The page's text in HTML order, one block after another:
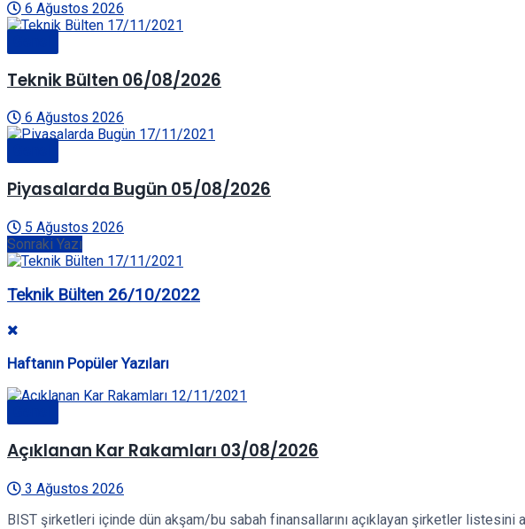
6 Ağustos 2026
Teknik Bülten 06/08/2026
6 Ağustos 2026
Piyasalarda Bugün 05/08/2026
5 Ağustos 2026
Sonraki Yazı
Teknik Bülten 26/10/2022
Haftanın Popüler Yazıları
Açıklanan Kar Rakamları 03/08/2026
3 Ağustos 2026
BIST şirketleri içinde dün akşam/bu sabah finansallarını açıklayan şirketler listesini